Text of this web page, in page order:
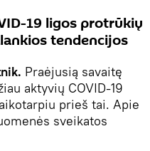
19 ligos protrūkių
tendencijos
Praėjusią savaitę
aktyvių COVID-19
prieš tai. Apie
sveikatos